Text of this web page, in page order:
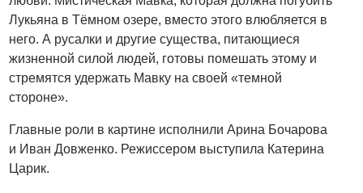
Лукьяна в Тёмном озере, вместо этого влюбляется в
него. А русалки и другие существа, питающиеся
жизненной силой людей, готовы помешать этому и
стремятся удержать Мавку на своей «темной
стороне».
Главные роли в картине исполнили Арина Бочарова
и Иван Довженко. Режиссером выступила Катерина
Царик.